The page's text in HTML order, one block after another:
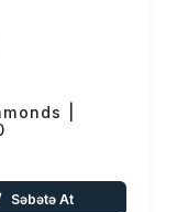
|
Səbətə At